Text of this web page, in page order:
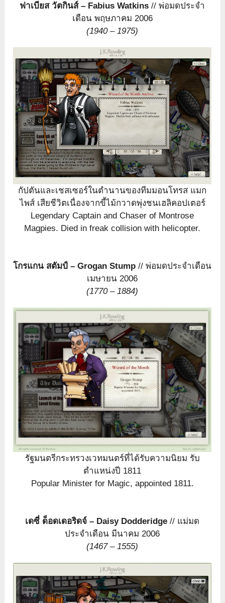
ฟาเบียส วัตกินส์ – Fabius Watkins // พ่อมดประจำ
เดือน พฤษภาคม 2006
(1940 – 1975)
กัปตันและเชสเซอร์ในตำนานของทีมมอนโทรส แมก
ไพส์ เสียชีวิตเนื่องจากขี้ไม้กวาดพุ่งชนเฮลิคอปเตอร์
Legendary Captain and Chaser of Montrose
Magpies. Died in freak collision with helicopter.
โกรแกน สตัมป์ – Grogan Stump // พ่อมดประจำเดือน
เมษายน 2006
(1770 – 1884)
รัฐมนตรีกระทรวงเวทมนตร์ที่ได้รับความนิยม รับ
ตำแหน่งปี 1811
Popular Minister for Magic, appointed 1811.
เดซี่ ด็อดเดอริดจ์ – Daisy Dodderidge // แม่มด
ประจำเดือน มีนาคม 2006
(1467 – 1555)